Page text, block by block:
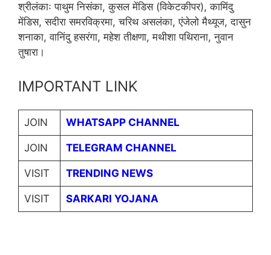
श्रीलंकाः पाथुम निसंका, कुसल मेंडिस (विकेटकीपर), कामिंदु
मेंडिस, सदीरा समरविक्रमा, चरिथ असलंका, एंजेलो मैथ्यूज, दासुन
शनाका, वानिंदु हसरंगा, महेश तीक्षणा, मथीशा पथिराना, नुवान
तुषारा।
IMPORTANT LINK
JOIN WHATSAPP CHANNEL
JOIN TELEGRAM CHANNEL
VISIT TRENDING NEWS
VISIT SARKARI YOJANA